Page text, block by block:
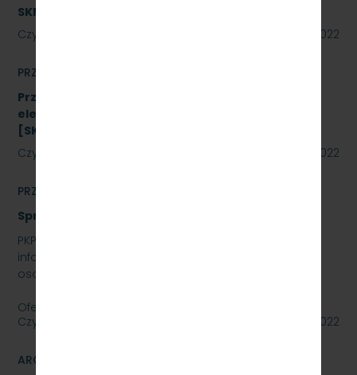
SKMMU.086.26.22
Czytaj dalej
02 września 2022
PRZETARGI
Przetarg nieograniczony na zakup energii
elektrycznej nietrakcyjnej na rok 2023
[SKMMU.086.48.22]
Czytaj dalej
02 września 2022
PRZETARGI
Sprzedaż auta osobowego Skoda SuperB
PKP SZYBKA KOLEJ MIEJSKA W TRÓJMIEŚCIE SP. Z O.O.
informuje, że wystawia na sprzedaż samochód
osobowy Skoda SuperB.
Oferty należy składać do dnia…
Czytaj dalej
01 września 2022
ARCHIWUM